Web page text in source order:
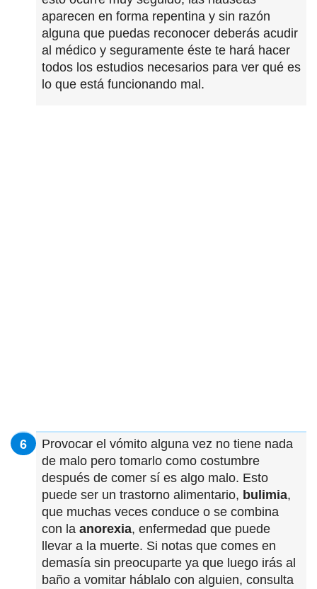
aparecen en forma repentina y sin razón
alguna que puedas reconocer deberás acudir
al médico y seguramente éste te hará hacer
todos los estudios necesarios para ver qué es
lo que está funcionando mal.
Provocar el vómito alguna vez no tiene nada
de malo pero tomarlo como costumbre
después de comer sí es algo malo. Esto
puede ser un trastorno alimentario, bulimia,
que muchas veces conduce o se combina
con la anorexia, enfermedad que puede
llevar a la muerte. Si notas que comes en
demasía sin preocuparte ya que luego irás al
baño a vomitar háblalo con alguien, consulta